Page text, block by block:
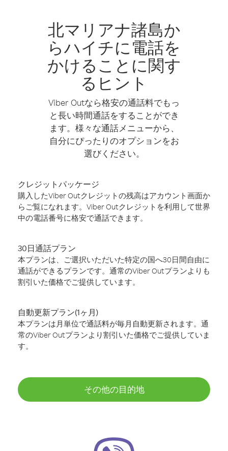
北マリアナ諸島か
らハイチに電話を
かけることに関す
るヒント
Viber Outなら格安の通話料でもっ
と長い時間通話をすることができ
ます。様々な通話メニューから、
自分にぴったりのオプションをお
選びください。
クレジットパッケージ
購入したViber Outクレジットの残高はアカウント画面か
らご覧になれます。Viber Outクレジットを利用して世界
中の電話番号に格安で通話できます。
30日通話プラン
本プランは、ご選択いただいた特定の国へ30日間自由に
通話ができるプランです。通常のViber Outプランよりも
割引いた価格でご提供しています。
自動更新プラン(1ヶ月)
本プランは月単位で通話料が毎月自動更新されます。通
常のViber Outプランより割引いた価格でご提供していま
す。
その他の目的地